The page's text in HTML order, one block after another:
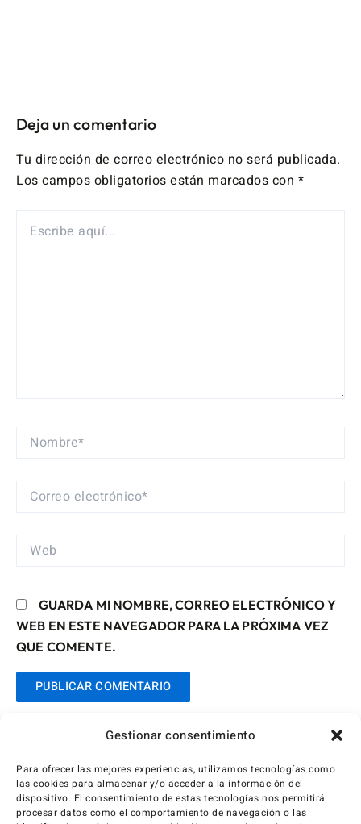
Gestionar consentimiento
Para ofrecer las mejores experiencias, utilizamos tecnologías como
las cookies para almacenar y/o acceder a la información del
dispositivo. El consentimiento de estas tecnologías nos permitirá
procesar datos como el comportamiento de navegación o las
Deja un comentario
Tu dirección de correo electrónico no será publicada.
Los campos obligatorios están marcados con *
AQUÍ...
NOMBRE*
CORREO
WEB
GUARDA MI NOMBRE, CORREO ELECTRÓNICO Y
WEB EN ESTE NAVEGADOR PARA LA PRÓXIMA VEZ
QUE COMENTE.